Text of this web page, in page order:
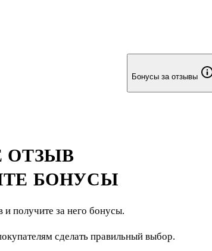
Бонусы за отзывы
ОТЗЫВ
БОНУСЫ
и получите за него бонусы.
сделать правильный выбор.